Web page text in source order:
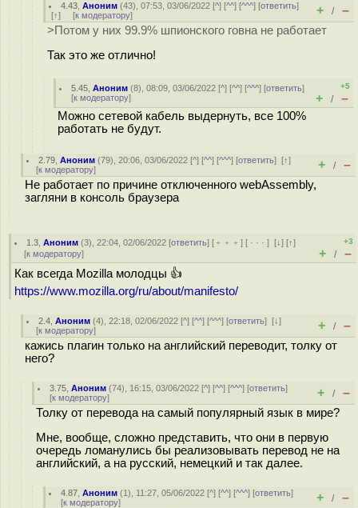
4.43 ,Аноним (43), 07:53, 03/06/2022 [^] [^^] [^^^] [ответить]
[↑] [к модератору] + / –
>Потом у них 99.9% шпионского говна не работает
Так это же отлично!
5.45 ,Аноним (8), 08:09, 03/06/2022 [^] [^^] [^^^] [ответить]
[к модератору]
+5
+ / –
Можно сетевой кабель выдернуть, все 100%
работать не будут.
2.79 ,Аноним (79), 20:06, 03/06/2022 [^] [^^] [^^^] [ответить][↑]
[к модератору] + / –
Не работает по причине отключенного webAssembly,
загляни в консоль браузера
1.3 ,Аноним (3), 22:04, 02/06/2022 [ответить] [ ﹢﹢﹢] [ · · ·][↓] [↑]
[к модератору]
+3
+ / –
Как всегда Mozilla молодцы 👍
https://www.mozilla.org/ru/about/manifesto/
2.4 ,Аноним (4), 22:18, 02/06/2022 [^] [^^] [^^^] [ответить][↓]
[к модератору] + / –
кажись плагин только на английский переводит, толку от
него?
3.75 ,Аноним (74), 16:15, 03/06/2022 [^] [^^] [^^^] [ответить]
[к модератору] + / –
Толку от перевода на самый популярный язык в мире?
Мне, вообще, сложно представить, что они в первую
очередь ломанулись бы реализовывать перевод не на
английский, а на русский, немецкий и так далее.
4.87 ,Аноним (1), 11:27, 05/06/2022 [^] [^^] [^^^] [ответить]
[к модератору] + / –